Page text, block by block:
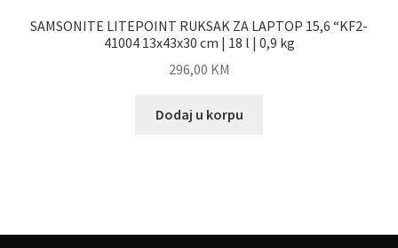
SAMSONITE LITEPOINT RUKSAK ZA LAPTOP 15,6 “KF2-
41004 13x43x30 cm | 18 l | 0,9 kg
296,00 KM
Dodaj u korpu